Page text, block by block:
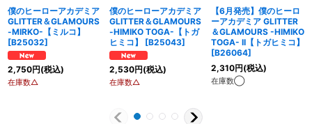
僕のヒーローアカデミア
GLITTER＆GLAMOURS
-MIRKO-【ミルコ】
[B25032]
2,750円(税込)
在庫数△
僕のヒーローアカデミア
GLITTER＆GLAMOURS
-HIMIKO TOGA-【トガ
ヒミコ】
[B25043]
2,530円(税込)
在庫数△
【6月発売】僕のヒーロ
ーアカデミア GLITTER
＆GLAMOURS -HIMIKO
TOGA- II【トガヒミコ】
[B26064]
2,310円(税込)
在庫数◯